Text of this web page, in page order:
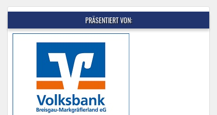
PRÄSENTIERT VON: